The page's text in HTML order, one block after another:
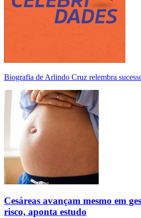
Biografia de Arlindo Cruz relembra
Cesáreas avançam mesmo em
risco, aponta estudo